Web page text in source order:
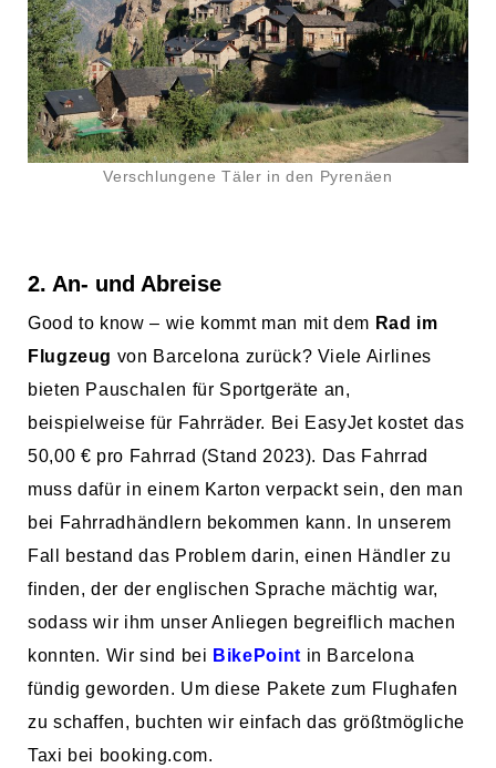
Verschlungene Täler in den Pyrenäen
2. An- und Abreise
Good to know – wie kommt man mit dem Rad im
Flugzeug von Barcelona zurück? Viele Airlines
bieten Pauschalen für Sportgeräte an,
beispielweise für Fahrräder. Bei EasyJet kostet das
50,00 € pro Fahrrad (Stand 2023). Das Fahrrad
muss dafür in einem Karton verpackt sein, den man
bei Fahrradhändlern bekommen kann. In unserem
Fall bestand das Problem darin, einen Händler zu
finden, der der englischen Sprache mächtig war,
sodass wir ihm unser Anliegen begreiflich machen
konnten. Wir sind bei BikePoint in Barcelona
fündig geworden. Um diese Pakete zum Flughafen
zu schaffen, buchten wir einfach das größtmögliche
Taxi bei booking.com.